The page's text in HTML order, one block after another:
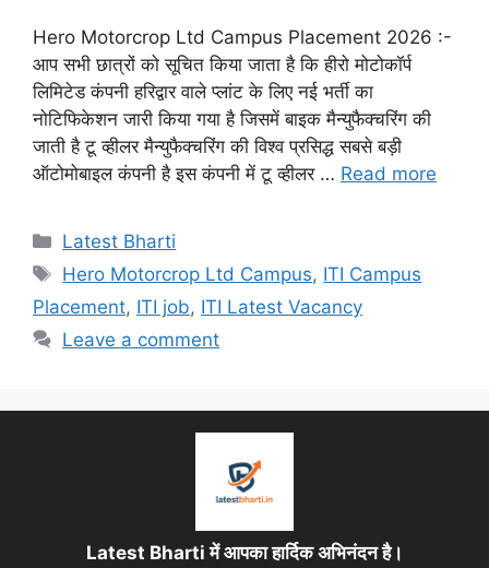
Hero Motorcrop Ltd Campus Placement 2026 :-
आप सभी छात्रों को सूचित किया जाता है कि हीरो मोटोकॉर्प
लिमिटेड कंपनी हरिद्वार वाले प्लांट के लिए नई भर्ती का
नोटिफिकेशन जारी किया गया है जिसमें बाइक मैन्युफैक्चरिंग की
जाती है टू व्हीलर मैन्युफैक्चरिंग की विश्व प्रसिद्ध सबसे बड़ी
ऑटोमोबाइल कंपनी है इस कंपनी में टू व्हीलर … Read more
Categories
Latest Bharti
Tags
Hero Motorcrop Ltd Campus, ITI Campus
Placement, ITI job, ITI Latest Vacancy
Leave a comment
Latest Bharti में आपका हार्दिक अभिनंदन है।